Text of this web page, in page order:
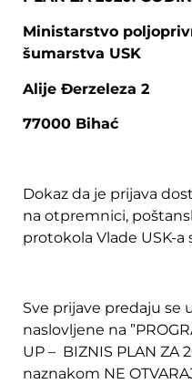
Ministarstvo
šumarstva USK
Alije Đerzeleza 2
77000 Bihać
Dokaz da je prijava
na otpremnici,
protokola Vlade USK-
Sve prijave predaju se
naslovljene na
UP – BIZNIS PLAN ZA
naznakom NE